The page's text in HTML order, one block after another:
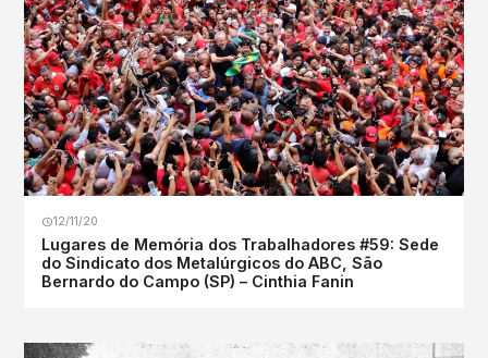
12/11/20
Lugares de Memória dos Trabalhadores #59: Sede
do Sindicato dos Metalúrgicos do ABC, São
Bernardo do Campo (SP) – Cinthia Fanin